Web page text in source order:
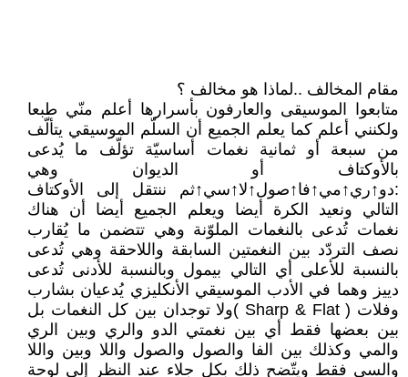
مقام المخالف ..لماذا هو مخالف ؟
متابعوا الموسيقى والعارفون بأسرارها أعلم منّي طبعا
ولكنني أعلم كما يعلم الجميع أن السلّم الموسيقي يتألّف
من سبعة أو ثمانية نغمات أساسيّة تؤلّف ما يُدعى
بالأوكتاف أو الديوان وهي
:دو↑ري↑مي↑فا↑صول↑لا↑سي↑ثم ننتقل إلى الأوكتاف
التالي ونعيد الكرة أيضا ويعلم الجميع أيضا أن هناك
نغمات تُدعى بالنغمات الملوّنة وهي تتضمن ما يُقارب
نصف التردّد بين النغمتين السابقة واللاحقة وهي تُدعى
بالنسبة للأعلى أي التالي بيمول وبالنسبة للأدنى تُدعى
دييز وهما في الأدب الموسيقي الأنكليزي يُدعيان بشارب
وفلات ( Sharp & Flat )ولا توجدان بين كل النغمات بل
بين بعضها فقط أي بين نغمتي الدو والري وبين الري
والمي وكذلك بين الفا والصول والصول واللا وبين واللا
والسي فقط ويتّضح ذلك بكل جلاء عند النظر إلى لوحة